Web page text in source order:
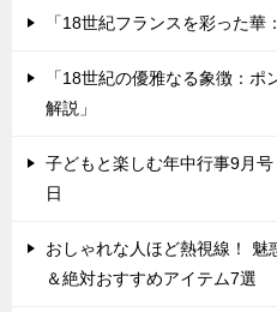
「18世紀フランスを彩った華
「18世紀の優雅なる象徴：
解説」
子どもと楽しむ年中行事9月
日
おしゃれな人ほど熱視線！
＆絶対おすすめアイテム7選